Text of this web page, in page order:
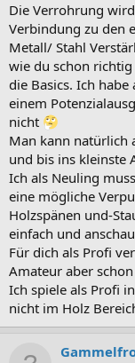
Die Verrohrung
Verbindung zu den
Metall/ Stahl
wie du schon
die Basics. Ich
einem
nicht
Man kann natürlich
und bis ins kleinste
Ich als Neuling
eine mögliche
Holzspänen und-
einfach und
Für dich als Profi
Amateur aber
Ich spiele als Profi
nicht im Holz